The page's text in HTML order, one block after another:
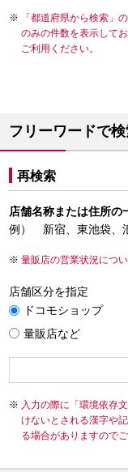
「都道府県から検索」
のみの件数を表示して
ご利用ください。
フリーワードで
再検索
店舗名称または住所の
例） 新宿、東池袋、
量販店の営業状況につ
店舗区分を指定
ドコモショップ
量販店など
入力の際に「環境依存
けないとされる漢字や
る場合がありますのでご